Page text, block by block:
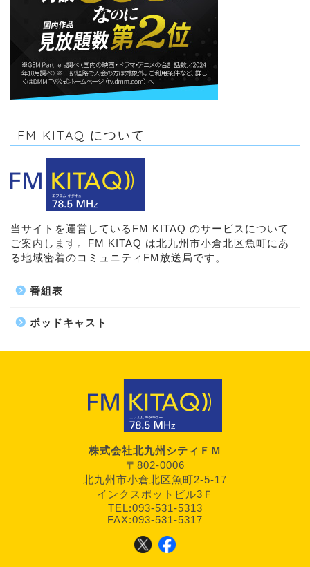
FM KITAQ について
当サイトを運営しているFM KITAQ のサービスについて
ご案内します。FM KITAQ は北九州市小倉北区魚町にあ
る地域密着のコミュニティFM放送局です。
番組表
ポッドキャスト
株式会社北九州シティＦＭ
〒802-0006
北九州市小倉北区魚町2-5-17
インクスポットビル3Ｆ
TEL:093-531-5313
FAX:093-531-5317